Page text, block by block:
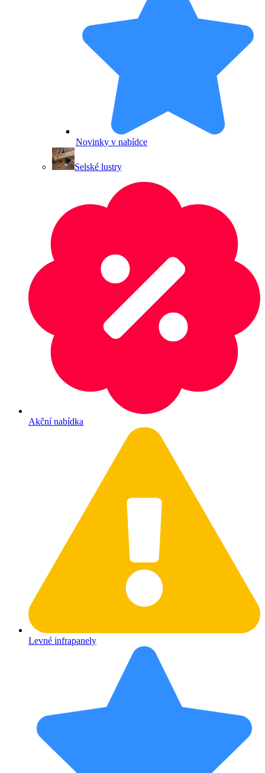
Novinky v nabídce
Selské lustry
Akční nabídka
Levné infrapanely